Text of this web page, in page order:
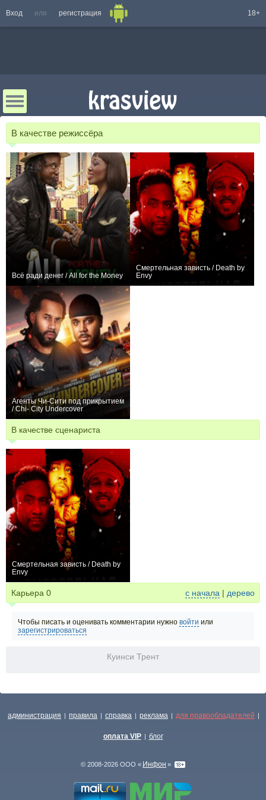
Вход или регистрация 18+
В качестве режиссёра
Всё ради денег / All for the Money
Смертельная зависть / Death by
Envy
Агенты Чи-Сити под прикрытием
/ Chi- City Undercover
В качестве сценариста
Смертельная зависть / Death by
Envy
Карьера 0 с начала | дерево
Чтобы писать и оценивать комментарии нужно войти или
зарегистрироваться
Куинси Трент
администрация | правила | справка | реклама | для правообладателей |
оплата VIP | блог
© 2008-2026 ООО « Инфон »